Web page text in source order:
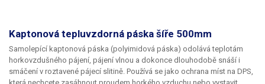
Kaptonová tepluvzdorná páska šíře 500mm
Samolepící kaptonová páska (polyimidová páska) odolává teplotám
horkovzdušného pájení, pájení vlnou a dokonce dlouhodobě snáší i
smáčení v roztavené pájecí slitině. Používá se jako ochrana míst na DPS,